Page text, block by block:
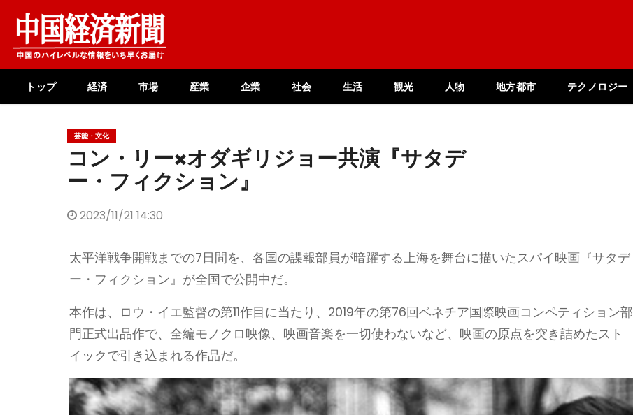
content
トップ 経済 市場 産業 企業 社会 生活 観光 人物 地方都市 テクノロジー
芸能・文化
コン・リー×オダギリジョー共演『サタデ
ー・フィクション』
2023/11/21 14:30
太平洋戦争開戦までの7日間を、各国の諜報部員が暗躍する上海を舞台に描いたスパイ映画『サタデ
ー・フィクション』が全国で公開中だ。
本作は、ロウ・イエ監督の第11作目に当たり、2019年の第76回ベネチア国際映画コンペティション部
門正式出品作で、全編モノクロ映像、映画音楽を一切使わないなど、映画の原点を突き詰めたスト
イックで引き込まれる作品だ。